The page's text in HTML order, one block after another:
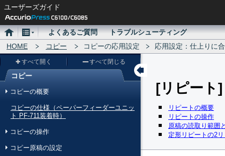
ユーザーズガイド
ホ
ー
メ
ニ
ュ
ー
よくあるご質問
トラブルシューティング
HOME
コピー コピーの応用設定 応用設定：仕上りに
メ
ー
コピー
すべて開く すべて閉じる
コピーの概要
コピーの仕様（ペーパーフィーダーユニッ
ト PF-711装着時）
コピーの操作
コピー原稿の設定
リピート
リピートの概要
リピートの操作
原稿の読取り範囲
定形リピートの2